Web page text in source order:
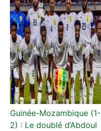
Guinée-Mozambique (1-
2) : Le doublé d’Abdoul